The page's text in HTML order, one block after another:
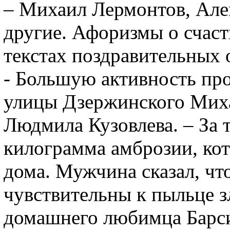
– Михаил Лермонтов,
другие. Афоризмы о
текстах поздравительных
- Большую активность
улицы Дзержинского
Людмила Кузовлева. – За
килограмма амброзии,
дома. Мужчина сказал,
чувствительны к пыльце
домашнего любимца